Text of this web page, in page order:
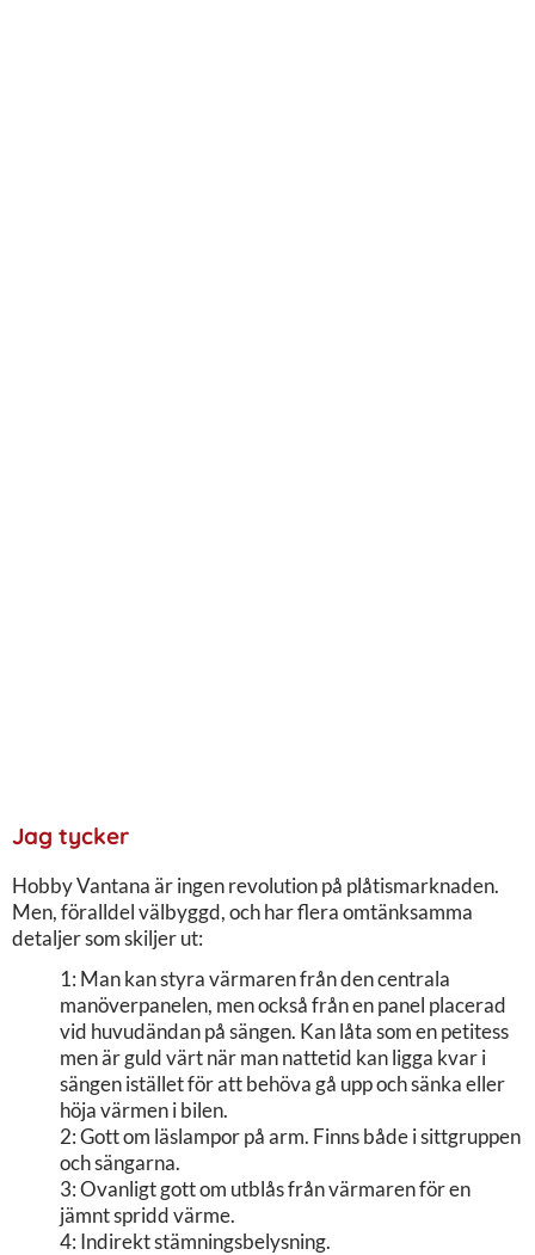
Jag tycker
Hobby Vantana är ingen revolution på plåtismarknaden.
Men, föralldel välbyggd, och har flera omtänksamma
detaljer som skiljer ut:
1: Man kan styra värmaren från den centrala
manöverpanelen, men också från en panel placerad
vid huvudändan på sängen. Kan låta som en petitess
men är guld värt när man nattetid kan ligga kvar i
sängen istället för att behöva gå upp och sänka eller
höja värmen i bilen.
2: Gott om läslampor på arm. Finns både i sittgruppen
och sängarna.
3: Ovanligt gott om utblås från värmaren för en
jämnt spridd värme.
4: Indirekt stämningsbelysning.